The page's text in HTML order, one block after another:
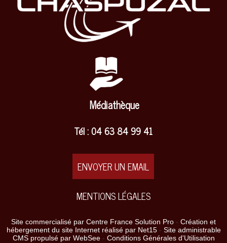
Médiathèque
Tél : 04 63 84 99 41
ENVOYER UN EMAIL
MENTIONS LÉGALES
Site commercialisé par Centre France Solution Pro - Création et
hébergement du site Internet réalisé par Net15- Site administrable
CMS propulsé par WebSee- Conditions Générales d'Utilisation